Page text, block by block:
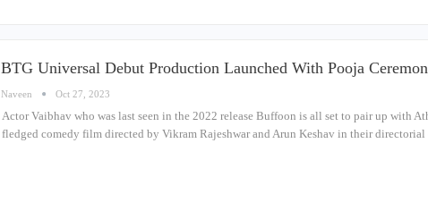
BTG Universal Debut Production Launched With Pooja
Naveen Oct 27, 2023
Actor Vaibhav who was last seen in the 2022 release Buffoon is all set to pair up with
fledged comedy film directed by Vikram Rajeshwar and Arun Keshav in their